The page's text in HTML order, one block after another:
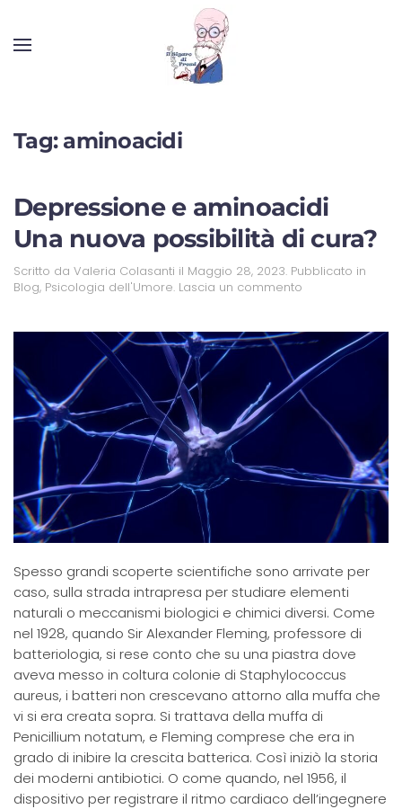
Tag: aminoacidi
Depressione e aminoacidi
Una nuova possibilità di cura?
Scritto da Valeria Colasanti il Maggio 28, 2023. Pubblicato in
Blog, Psicologia dell'Umore. Lascia un commento
Spesso grandi scoperte scientifiche sono arrivate per
caso, sulla strada intrapresa per studiare elementi
naturali o meccanismi biologici e chimici diversi. Come
nel 1928, quando Sir Alexander Fleming, professore di
batteriologia, si rese conto che su una piastra dove
aveva messo in coltura colonie di Staphylococcus
aureus, i batteri non crescevano attorno alla muffa che
vi si era creata sopra. Si trattava della muffa di
Penicillium notatum, e Fleming comprese che era in
grado di inibire la crescita batterica. Così iniziò la storia
dei moderni antibiotici. O come quando, nel 1956, il
dispositivo per registrare il ritmo cardiaco dell’ingegnere